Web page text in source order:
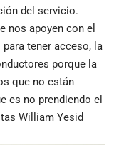
del servicio.
nos apoyen con el
tener acceso, la
porque la
que no están
es no prendiendo el
William Yesid